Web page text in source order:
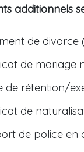
additionnels
de divorce
de mariage
de rétention/
de
de police en